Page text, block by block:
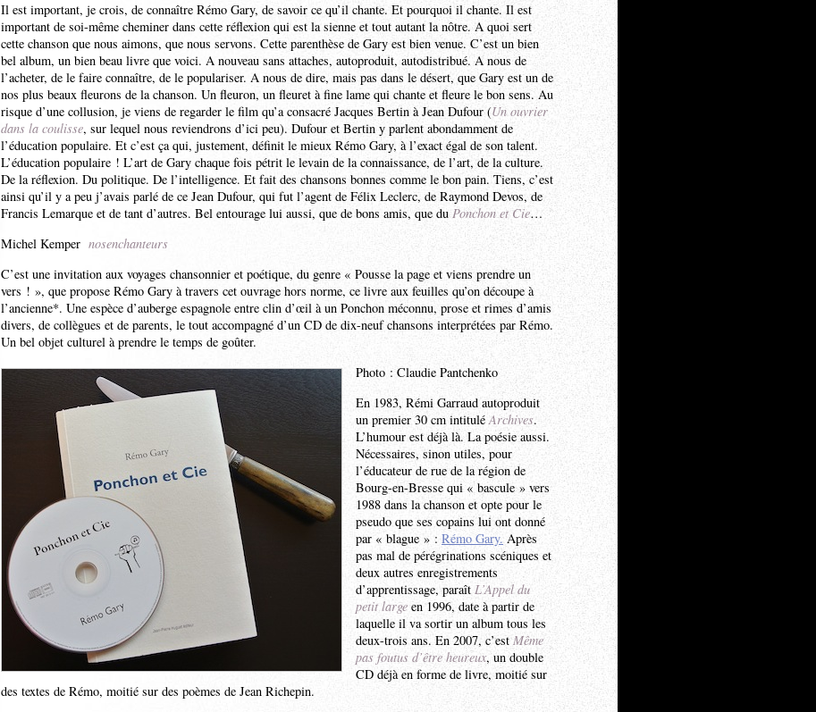
Il est important, je crois, de connaître Rémo Gary, de savoir ce qu’il chante. Et pourquoi il chante. Il est
important de soi-même cheminer dans cette réflexion qui est la sienne et tout autant la nôtre. A quoi sert
cette chanson que nous aimons, que nous servons. Cette parenthèse de Gary est bien venue. C’est un bien
bel album, un bien beau livre que voici. A nouveau sans attaches, autoproduit, autodistribué. A nous de
l’acheter, de le faire connaître, de le populariser. A nous de dire, mais pas dans le désert, que Gary est un de
nos plus beaux fleurons de la chanson. Un fleuron, un fleuret à fine lame qui chante et fleure le bon sens. Au
risque d’une collusion, je viens de regarder le film qu’a consacré Jacques Bertin à Jean Dufour (Un ouvrier
dans la coulisse, sur lequel nous reviendrons d’ici peu). Dufour et Bertin y parlent abondamment de
l’éducation populaire. Et c’est ça qui, justement, définit le mieux Rémo Gary, à l’exact égal de son talent.
L’éducation populaire ! L’art de Gary chaque fois pétrit le levain de la connaissance, de l’art, de la culture.
De la réflexion. Du politique. De l’intelligence. Et fait des chansons bonnes comme le bon pain. Tiens, c’est
ainsi qu’il y a peu j’avais parlé de ce Jean Dufour, qui fut l’agent de Félix Leclerc, de Raymond Devos, de
Francis Lemarque et de tant d’autres. Bel entourage lui aussi, que de bons amis, que du Ponchon et Cie…
Michel Kemper nosenchanteurs
C’est une invitation aux voyages chansonnier et poétique, du genre « Pousse la page et viens prendre un
vers ! », que propose Rémo Gary à travers cet ouvrage hors norme, ce livre aux feuilles qu’on découpe à
l’ancienne*. Une espèce d’auberge espagnole entre clin d’œil à un Ponchon méconnu, prose et rimes d’amis
divers, de collègues et de parents, le tout accompagné d’un CD de dix-neuf chansons interprétées par Rémo.
Un bel objet culturel à prendre le temps de goûter.
Photo : Claudie Pantchenko
En 1983, Rémi Garraud autoproduit
un premier 30 cm intituléArchives.
L’humour est déjà là. La poésie aussi.
Nécessaires, sinon utiles, pour
l’éducateur de rue de la région de
Bourg-en-Bresse qui « bascule » vers
1988 dans la chanson et opte pour le
pseudo que ses copains lui ont donné
par « blague » : Rémo Gary. Après
pas mal de pérégrinations scéniques et
deux autres enregistrements
d’apprentissage, paraît L’Appel du
petit large en 1996, date à partir de
laquelle il va sortir un album tous les
deux-trois ans. En 2007, c’est Même
pas foutus d’être heureux, un double
CD déjà en forme de livre, moitié sur
des textes de Rémo, moitié sur des poèmes de Jean Richepin.